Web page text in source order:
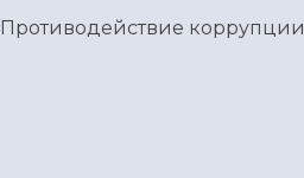
Противодействие коррупции